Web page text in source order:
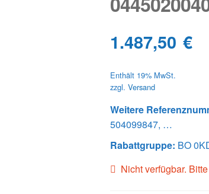
1.487,50 €
Enthält 19% MwSt.
zzgl. Versand
Weitere
504099847, …
Rabattgruppe: BO
Nicht verfügbar.